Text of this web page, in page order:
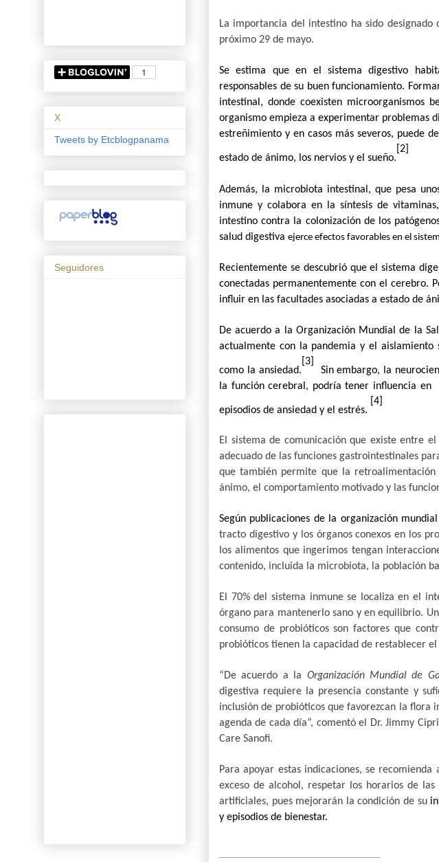
La importancia del intestino ha sido
próximo 29 de mayo.
Se estima que en el sistema digestivo
responsables de su buen funcionamiento.
intestinal, donde coexisten microorganismos
organismo empieza a experimentar problemas
estreñimiento y en casos más severos, puede
estado de ánimo, los nervios y el sueño.
[2]
Además, la microbiota intestinal, que pesa
inmune y colabora en la síntesis de
intestino contra la colonización de los
salud digestiva ejerce efectos favorables en el
Recientemente se descubrió que el sistema
conectadas permanentemente con el cerebro.
influir en las facultades asociadas a estado de
De acuerdo a la Organización Mundial de la
actualmente con la pandemia y el
como la ansiedad.
[3]
Sin embargo,
la
la función cerebral, podría tener influencia en
episodios de ansiedad y el estrés.
[4]
El sistema de comunicación que existe entre
adecuado de las funciones gastrointestinales
que también permite que la
ánimo, el comportamiento motivado y las
Según publicaciones de la organización
tracto digestivo y los órganos conexos en los
los alimentos que ingerimos tengan
contenido, incluida la microbiota, la población
El 70% del sistema inmune se localiza en el
órgano para mantenerlo sano y en equilibrio.
consumo de probióticos son factores que
probióticos tienen la capacidad de restablecer
“De acuerdo a la Organización Mundial de
digestiva requiere la presencia constante y
inclusión de probióticos que favorezcan la flora
agenda de cada día”, comentó el Dr. Jimmy
Care Sanofi.
Para apoyar estas indicaciones, se
exceso de alcohol, respetar los horarios de
artificiales, pues mejorarán la condición de su
y episodios de bienestar.
X
Tweets by Etcblogpanama
Seguidores